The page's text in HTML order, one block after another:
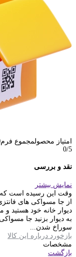
امتیاز محصولمجموع فرم
0/5
نقد و بررسی
نمایش بیشتر
وقت این رسیده است که
از جا مسواکی های
دیوار خانه خود هستید
به دیوار بزنید جا
سوراخ شدن...
بازخورد درباره این کالا
مشخصات
بازگشت